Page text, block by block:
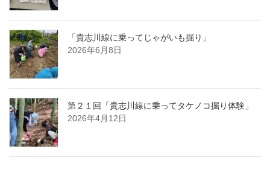
「貴志川線に乗ってじゃがいも掘り」
2026年6月8日
第２１回「貴志川線に乗ってタケノコ掘り体験」
2026年4月12日